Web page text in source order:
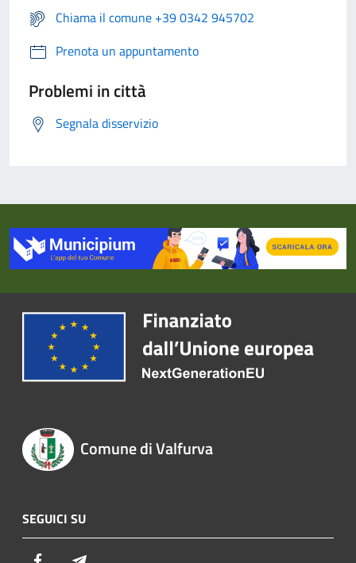
Chiama il comune +39 0342 945702
Prenota un appuntamento
Problemi in città
Segnala disservizio
Comune di Valfurva
SEGUICI SU